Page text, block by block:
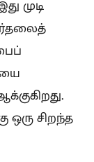
முடி
சிறந்த